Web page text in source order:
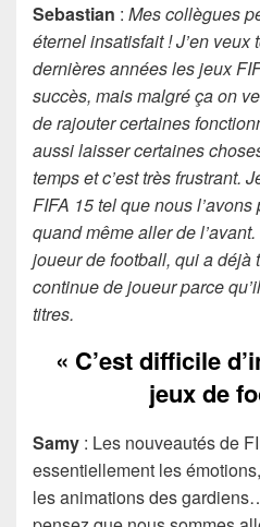
Sebastian : Mes collègues
éternel insatisfait ! J’en veux
dernières années les jeux
succès, mais malgré ça on
de rajouter certaines
aussi laisser certaines
temps et c’est très frustrant.
FIFA 15 tel que nous
quand même aller de
joueur de football, qui a déjà
continue de joueur parce
titres.
« C’est difficile
jeux de
Samy : Les nouveautés de
essentiellement les
les animations des